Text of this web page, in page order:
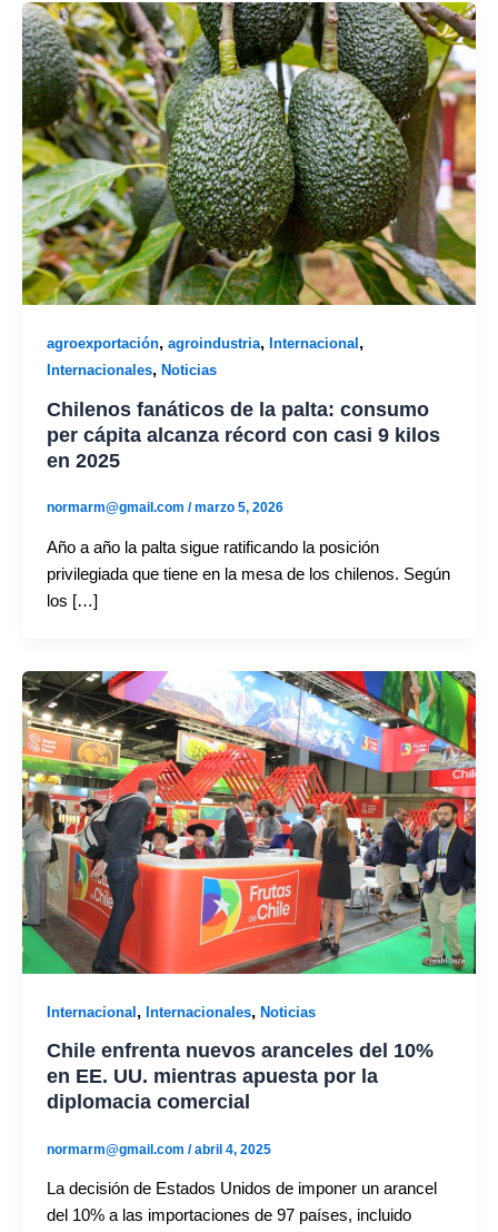
agroexportación, agroindustria, Internacional ,
Internacionales, Noticias
Chilenos fanáticos de la palta: consumo
per cápita alcanza récord con casi 9 kilos
en 2025
normarm@gmail.com /marzo 5, 2026
Año a año la palta sigue ratificando la posición
privilegiada que tiene en la mesa de los chilenos. Según
los […]
Internacional, Internacionales, Noticias
Chile enfrenta nuevos aranceles del 10%
en EE. UU. mientras apuesta por la
diplomacia comercial
normarm@gmail.com /abril 4, 2025
La decisión de Estados Unidos de imponer un arancel
del 10% a las importaciones de 97 países, incluido